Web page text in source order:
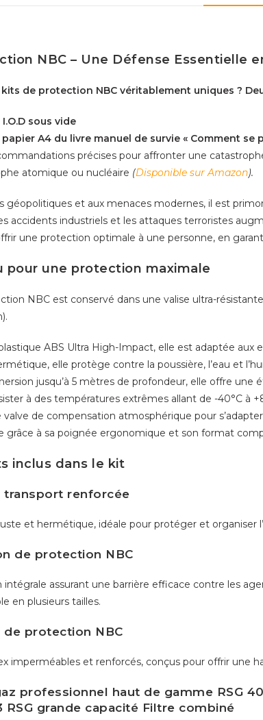
NBC – Une Défense Essentielle
de protection NBC véritablement uniques ?
sous vide
papier A4 du livre manuel de survie « Comment se
précises pour affronter une
atomique ou nucléaire (Disponible sur Amazon).
géopolitiques et aux menaces modernes, il est
accidents industriels et les attaques terroristes
une protection optimale à une personne, en
pour une protection maximale
NBC est conservé dans une valise ultra-
ABS Ultra High-Impact, elle est adaptée aux
elle protège contre la poussière, l’eau et
jusqu’à 5 mètres de profondeur, elle offre une
à des températures extrêmes allant de -40°C à
valve de compensation atmosphérique pour
grâce à sa poignée ergonomique et son format
inclus dans le kit
transport renforcée
et hermétique, idéale pour protéger et organiser
de protection NBC
intégrale assurant une barrière efficace contre les
en plusieurs tailles.
de protection NBC
imperméables et renforcés, conçus pour offrir une
professionnel haut de gamme RSG
RSG grande capacité Filtre combiné